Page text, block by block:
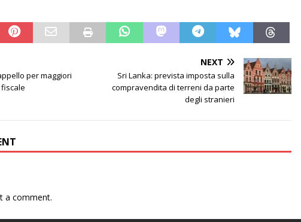
per maggiori
NEXT
Sri Lanka: prevista imposta sulla
compravendita di terreni da parte
degli stranieri
a comment.